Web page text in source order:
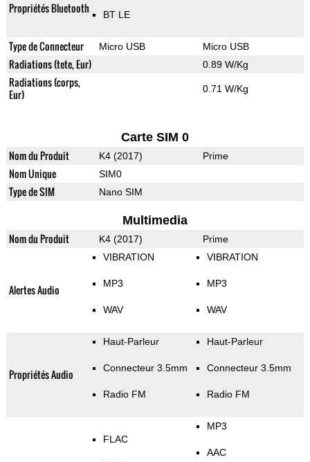
Propriétés Bluetooth BT LE
Type de Connecteur Micro USB Micro USB
Radiations (tete, Eur) 0.89 W/Kg
Radiations (corps,
Eur)
0.71 W/Kg
Carte SIM 0
Nom du Produit K4 (2017) Prime
Nom Unique SIM0
Type de SIM Nano SIM
Multimedia
Nom du Produit K4 (2017) Prime
Alertes Audio
VIBRATION
MP3
WAV
VIBRATION
MP3
WAV
Propriétés Audio
Haut-Parleur
Connecteur 3.5mm
Radio FM
Haut-Parleur
Connecteur 3.5mm
Radio FM
FLAC
MP3
AAC